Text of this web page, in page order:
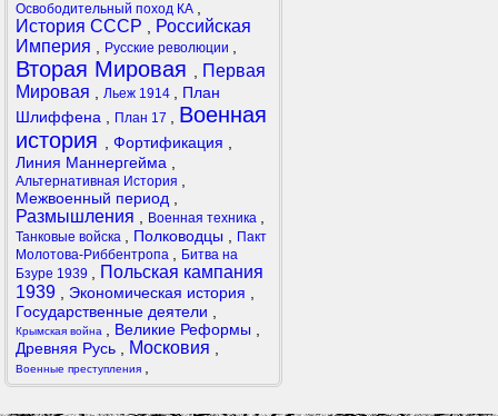
Освободительный поход КА
История СССР
Российская
Империя
Русские революции
Вторая Мировая
Первая
Мировая
Льеж 1914
План
Шлиффена
План 17
Военная
история
Фортификация
Линия Маннергейма
Альтернативная История
Межвоенный период
Размышления Военная техника
Танковые войска Полководцы
Пакт
Молотова-Риббентропа
Битва на
Бзуре 1939
Польская кампания
1939
Экономическая история
Государственные деятели
Крымская война Великие Реформы
Древняя Русь
Московия
Военные преступления